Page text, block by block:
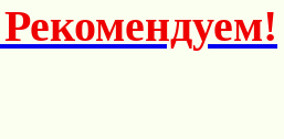
Рекомендуем!